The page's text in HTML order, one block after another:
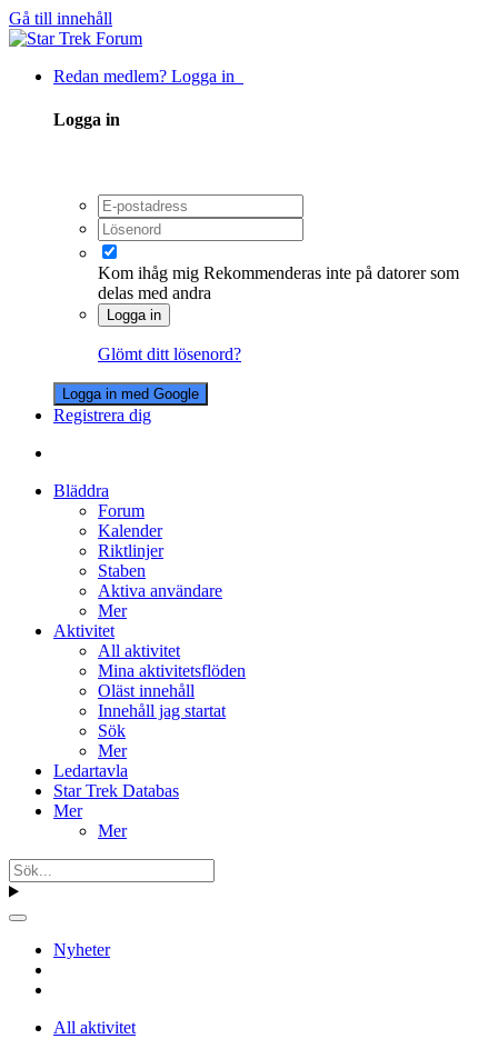
Gå till innehåll
Redan medlem? Logga in
Logga in
Kom ihåg mig Rekommenderas inte på datorer som
delas med andra
Logga in
Glömt ditt lösenord?
Logga in med Google
Registrera dig
Bläddra
Forum
Kalender
Riktlinjer
Staben
Aktiva användare
Mer
Aktivitet
All aktivitet
Mina aktivitetsflöden
Oläst innehåll
Innehåll jag startat
Sök
Mer
Ledartavla
Star Trek Databas
Mer
Mer
Nyheter
All aktivitet